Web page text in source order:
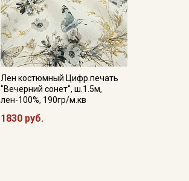
Лен костюмный Цифр.печать
"Вечерний сонет", ш.1.5м,
лен-100%, 190гр/м.кв
1830 руб.